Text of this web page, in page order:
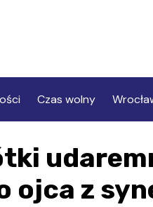
Czas wolny
ojca z